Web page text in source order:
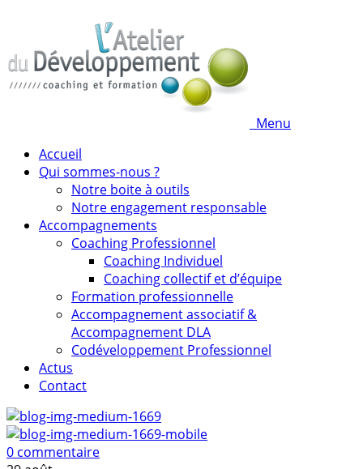
Menu
Accueil
Qui sommes-nous ?
Notre boite à outils
Notre engagement responsable
Accompagnements
Coaching Professionnel
Coaching Individuel
Coaching collectif et d’équipe
Formation professionnelle
Accompagnement associatif &
Accompagnement DLA
Codéveloppement Professionnel
Actus
Contact
0 commentaire